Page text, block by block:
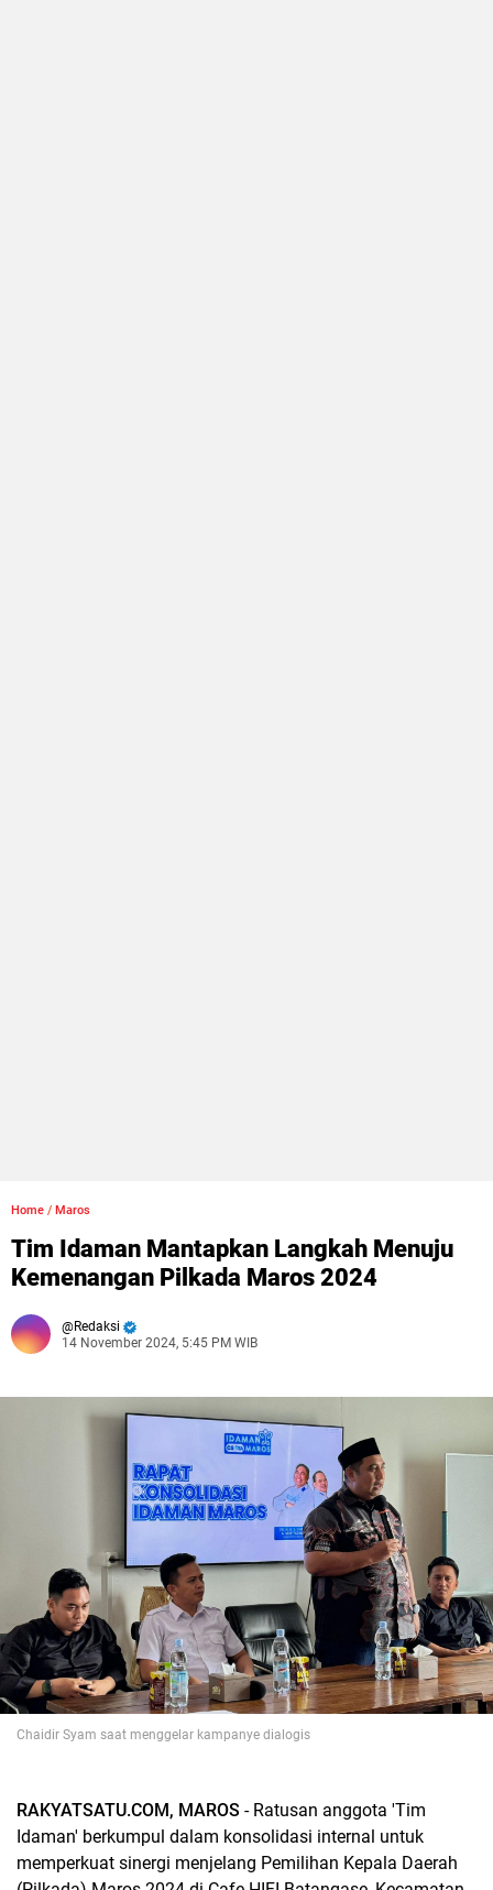
Home / Maros
Tim Idaman Mantapkan Langkah Menuju
Kemenangan Pilkada Maros 2024
Redaksi
14 November 2024, 5:45 PM WIB
Chaidir Syam saat menggelar kampanye dialogis
RAKYATSATU.COM, MAROS - Ratusan anggota 'Tim
Idaman' berkumpul dalam konsolidasi internal untuk
memperkuat sinergi menjelang Pemilihan Kepala Daerah